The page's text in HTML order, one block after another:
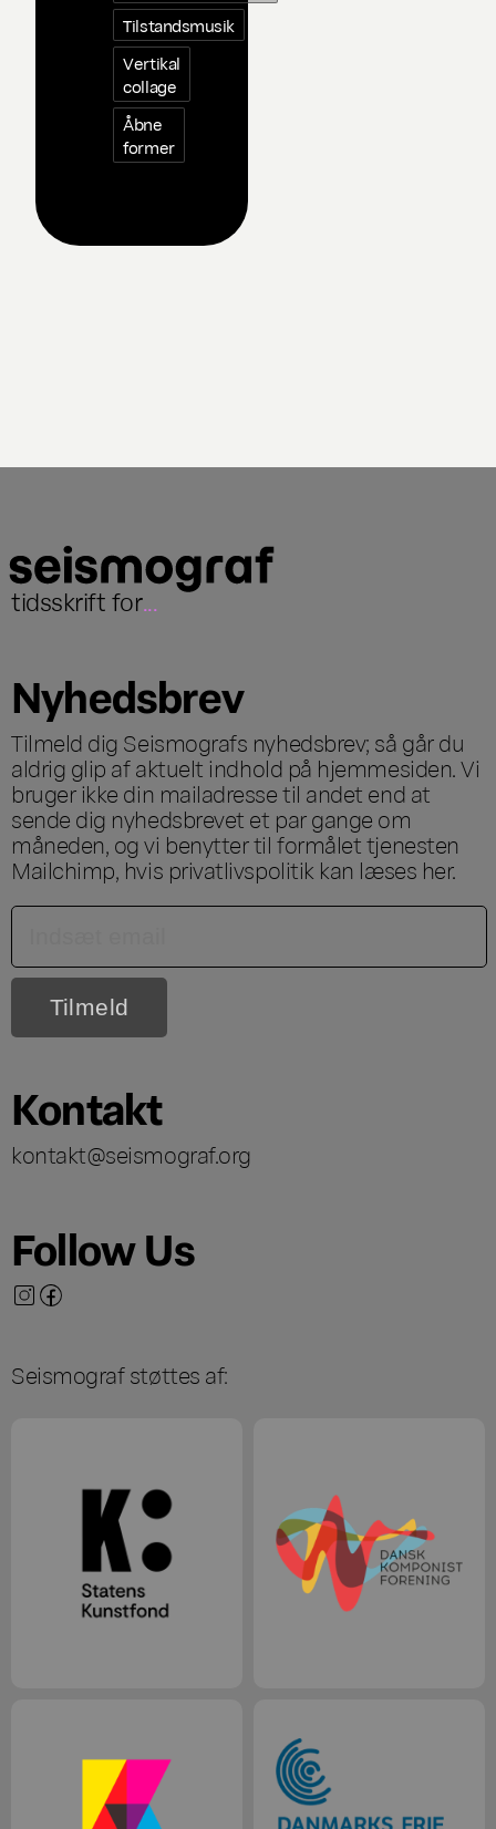
Tilstandsmusik
Vertikal
collage
Åbne
former
tidsskrift for...
Nyhedsbrev
Tilmeld dig Seismografs nyhedsbrev; så går du
aldrig glip af aktuelt indhold på hjemmesiden. Vi
bruger ikke din mailadresse til andet end at
sende dig nyhedsbrevet et par gange om
måneden, og vi benytter til formålet tjenesten
Mailchimp, hvis privatlivspolitik kan læses her.
Kontakt
kontakt@seismograf.org
Follow Us
Seismograf støttes af: